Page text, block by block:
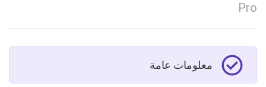
Pro
معلومات عامة